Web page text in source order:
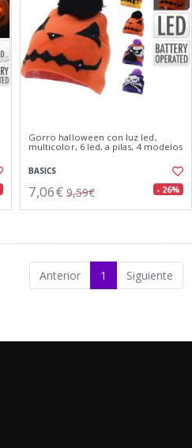
Gorro halloween con luz led,
multicolor, 6 led, a pilas, 4 modelos
BASICS
7,06€ 9,59€ - 26%
Anterior 1 Siguiente